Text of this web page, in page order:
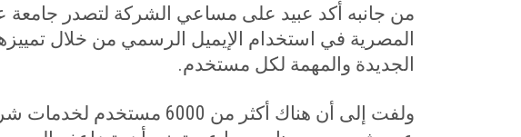
من جانبه أكد عبيد على مساعي الشركة لتصدر
المصرية في استخدام الإيميل الرسمي من خلال
الجديدة والمهمة لكل مستخدم.
ولفت إلى أن هناك أكثر من